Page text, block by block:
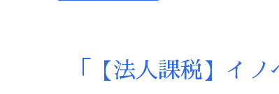
「【法人課税】イ